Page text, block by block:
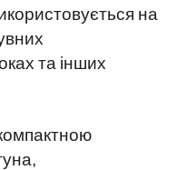
на
та інших